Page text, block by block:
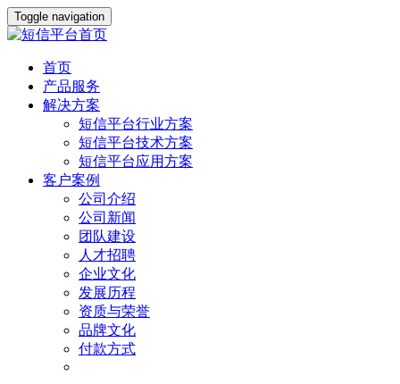
Toggle navigation
首页
产品服务
解决方案
短信平台行业方案
短信平台技术方案
短信平台应用方案
客户案例
公司介绍
公司新闻
团队建设
人才招聘
企业文化
发展历程
资质与荣誉
品牌文化
付款方式